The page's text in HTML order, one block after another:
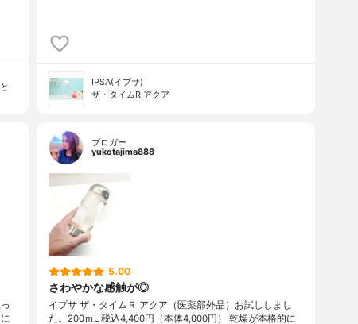
IPSA(イプサ)
ザ・タイムR アクア
ブロガー
yukotajima888
5.00
さわやかな感触が◎
イプサ ザ・タイムＲ アクア（医薬部外品）お試ししまし
た。200ｍL 税込4,400円（本体4,000円） 乾燥が本格的に